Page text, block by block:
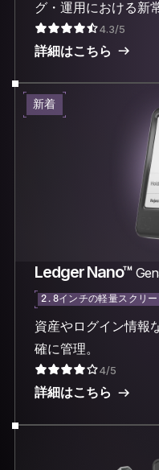
グ・運用における新
4.3/5
詳細はこちら
新着
Ledger Nano™
2.8インチの軽量スクリー
資産やログイン情報
確に管理。
4/5
詳細はこちら